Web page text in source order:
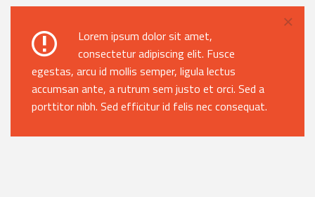
Lorem ipsum dolor sit amet,
consectetur adipiscing elit. Fusce
egestas, arcu id mollis semper, ligula lectus
accumsan ante, a rutrum sem justo et orci. Sed a
porttitor nibh. Sed efficitur id felis nec consequat.
×